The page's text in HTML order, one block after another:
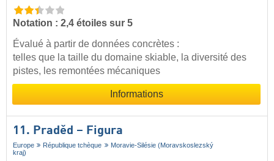
Notation : 2,4 étoiles sur 5
Évalué à partir de données concrètes :
telles que la taille du domaine skiable, la diversité des
pistes, les remontées mécaniques
Informations
11. Praděd – Figura
Europe République tchèque
Moravie-Silésie (Moravskoslezský
kraj)